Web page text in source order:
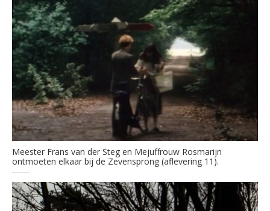
Meester Frans van der Steg en Mejuffrouw Rosmarijn
ontmoeten elkaar bij de Zevensprong (aflevering 11).